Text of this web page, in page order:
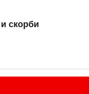
скорби